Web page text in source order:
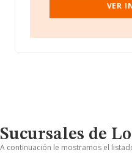
VER
Sucursales de
A continuación le mostramos el